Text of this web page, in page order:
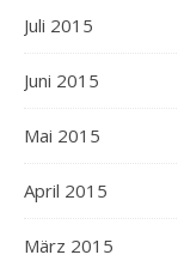
Juli 2015
Juni 2015
Mai 2015
April 2015
März 2015